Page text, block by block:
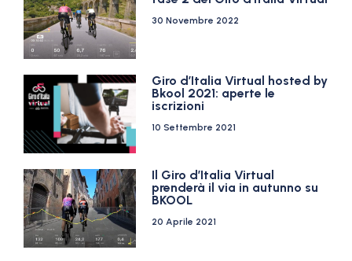
30 Novembre 2022
Giro d’Italia Virtual hosted by
Bkool 2021: aperte le
iscrizioni
10 Settembre 2021
Il Giro d’Italia Virtual
prenderà il via in autunno su
BKOOL
20 Aprile 2021